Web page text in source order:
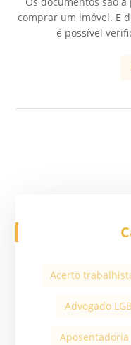
comprar um imóvel. E
é possível
Acerto
Advogado
Aposentadoria